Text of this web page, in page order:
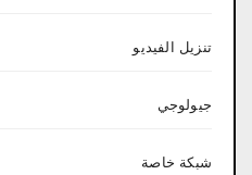
تنزيل الفيديو
جيولوجي
شبكة خاصة